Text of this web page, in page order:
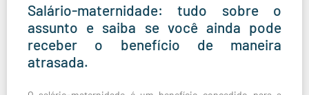
Salário-maternidade: tudo sobre o
assunto e saiba se você ainda pode
receber o benefício de maneira
atrasada.